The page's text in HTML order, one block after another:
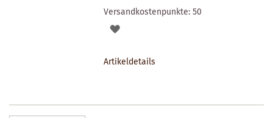
Versandkostenpunkte:50
AUF
Artikeldetails